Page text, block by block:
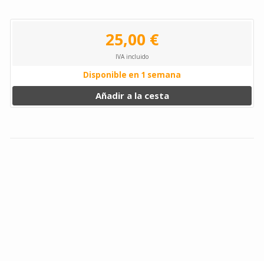
25,00 €
IVA incluido
Disponible en 1 semana
Añadir a la cesta